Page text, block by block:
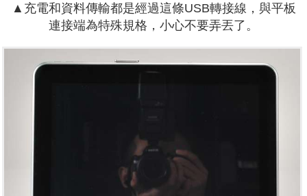
▲充電和資料傳輸都是經過這條USB轉接線，與平板
連接端為特殊規格，小心不要弄丟了。